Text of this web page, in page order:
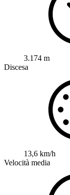
3.174 m
Discesa
13,6 km/h
Velocità media